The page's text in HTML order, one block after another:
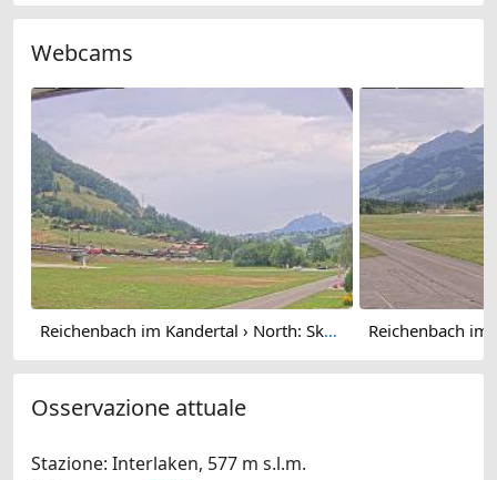
Webcams
Reichenbach im Kandertal › North: Skydive by OUTDOOR - Air Base Drop Zone - Fluggruppe Reichenbach
Osservazione attuale
Stazione: Interlaken, 577 m s.l.m.